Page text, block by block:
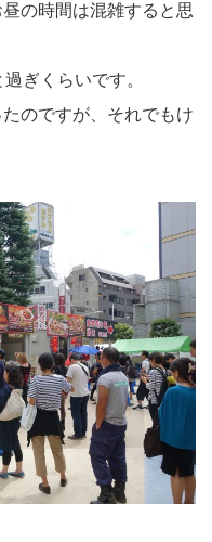
の時間は混雑すると思
ぎくらいです。
のですが、それでもけ